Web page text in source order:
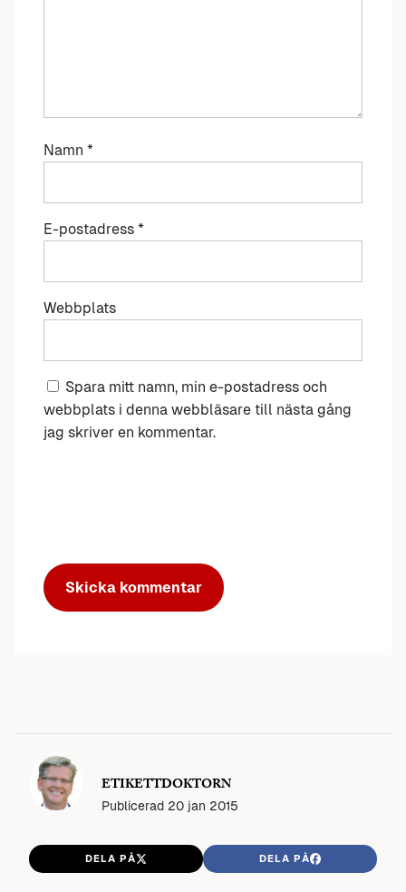
Namn *
E-postadress *
Webbplats
Spara mitt namn, min e-postadress och
webbplats i denna webbläsare till nästa gång
jag skriver en kommentar.
ETIKETTDOKTORN
Publicerad 20 jan 2015
DELA PÅ DELA PÅ